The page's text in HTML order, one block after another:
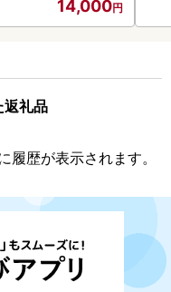
14,000
返礼品
歴が表示されます。